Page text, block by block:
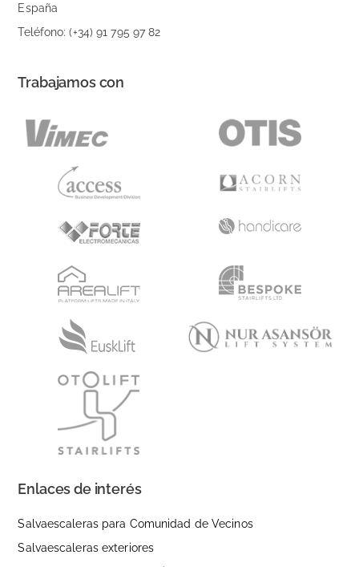
España
Teléfono: (+34) 91 795 97 82
Trabajamos con
Enlaces de interés
Salvaescaleras para Comunidad de Vecinos
Salvaescaleras exteriores